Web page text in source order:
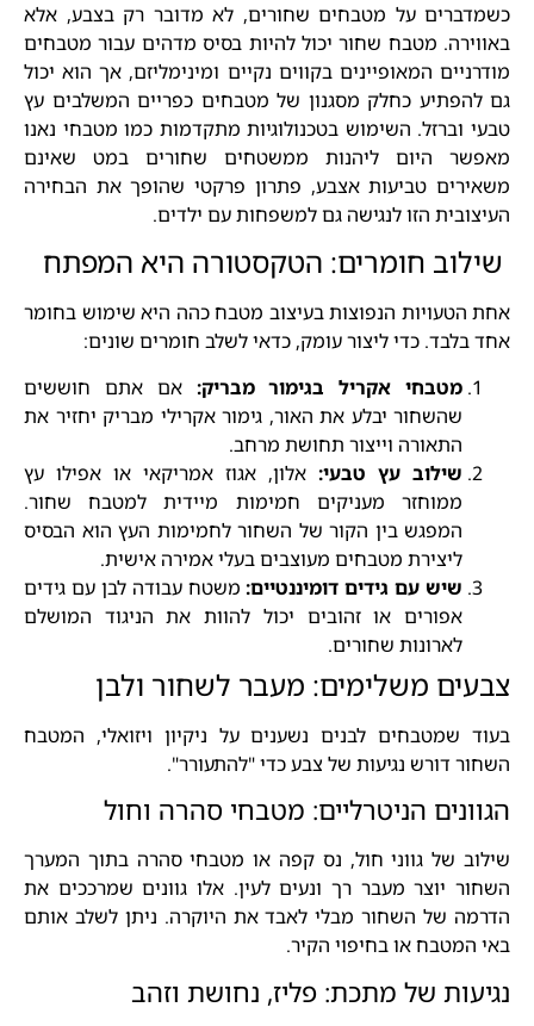
כשמדברים על מטבחים שחורים, לא מדובר רק בצבע, אלא
באווירה. מטבח שחור יכול להיות בסיס מדהים עבור מטבחים
מודרניים המאופיינים בקווים נקיים ומינימליזם, אך הוא יכול
גם להפתיע כחלק מסגנון של מטבחים כפריים המשלבים עץ
טבעי וברזל. השימוש בטכנולוגיות מתקדמות כמו מטבחי נאנו
מאפשר היום ליהנות ממשטחים שחורים במט שאינם
משאירים טביעות אצבע, פתרון פרקטי שהופך את הבחירה
העיצובית הזו לנגישה גם למשפחות עם ילדים.
שילוב חומרים: הטקסטורה היא המפתח
אחת הטעויות הנפוצות בעיצוב מטבח כהה היא שימוש בחומר
אחד בלבד. כדי ליצור עומק, כדאי לשלב חומרים שונים:
מטבחי אקריל בגימור מבריק: אם אתם חוששים
שהשחור יבלע את האור, גימור אקרילי מבריק יחזיר את
התאורה וייצור תחושת מרחב.
שילוב עץ טבעי: אלון, אגוז אמריקאי או אפילו עץ
ממוחזר מעניקים חמימות מיידית למטבח שחור.
המפגש בין הקור של השחור לחמימות העץ הוא הבסיס
ליצירת מטבחים מעוצבים בעלי אמירה אישית.
שיש עם גידים דומיננטיים:משטח עבודה לבן עם גידים
אפורים או זהובים יכול להוות את הניגוד המושלם
לארונות שחורים.
צבעים משלימים: מעבר לשחור ולבן
בעוד שמטבחים לבנים נשענים על ניקיון ויזואלי, המטבח
השחור דורש נגיעות של צבע כדי "להתעורר".
הגוונים הניטרליים: מטבחי סהרה וחול
שילוב של גווני חול, נס קפה או מטבחי סהרה בתוך המערך
השחור יוצר מעבר רך ונעים לעין. אלו גוונים שמרככים את
הדרמה של השחור מבלי לאבד את היוקרה. ניתן לשלב אותם
באי המטבח או בחיפוי הקיר.
נגיעות של מתכת: פליז, נחושת וזהב